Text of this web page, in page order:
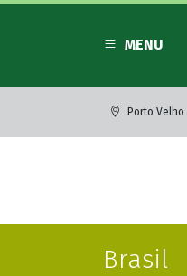
MENU
Porto Velho
Brasil